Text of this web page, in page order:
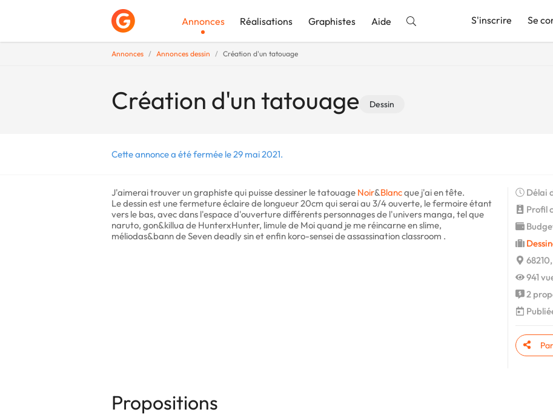
Annonces Réalisations Graphistes Aide S'inscrire Se
Annonces Annonces dessin Création d'un tatouage
Création d'un tatouage Dessin
Cette annonce a été fermée le 29 mai 2021.
J'aimerai trouver un graphiste qui puisse dessiner le tatouage Noir&Blancque j'ai en tête.
Le dessin est une fermeture éclaire de longueur 20cm qui serai au 3/4 ouverte, le fermoire étant
vers le bas, avec dans l'espace d'ouverture différents personnages de l'univers manga, tel que
naruto, gon&killua de HunterxHunter, limule de Moi quand je me réincarne en slime,
méliodas&bann de Seven deadly sin et enfin koro-sensei de assassination classroom .
Délai
Profil
941
2
Propositions